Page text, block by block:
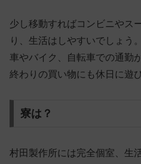
少し移動すればコンビニやス
り、生活はしやすいでしょう
車やバイク、自転車での通勤
終わりの買い物にも休日に遊
寮は？
村田製作所には完全個室、生